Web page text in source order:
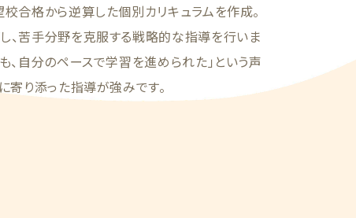
合格から逆算した個別カリキュラムを作成。
、苦手分野を克服する戦略的な指導を行いま
、自分のペースで学習を進められた」という声
寄り添った指導が強みです。